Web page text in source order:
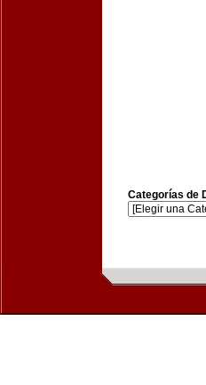
Categorías de